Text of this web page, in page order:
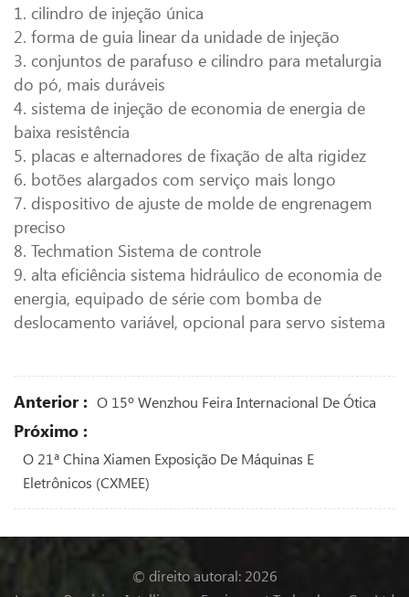
1. cilindro de injeção única
2. forma de guia linear da unidade de injeção
3. conjuntos de parafuso e cilindro para metalurgia
do pó, mais duráveis
4. sistema de injeção de economia de energia de
baixa resistência
5. placas e alternadores de fixação de alta rigidez
6. botões alargados com serviço mais longo
7. dispositivo de ajuste de molde de engrenagem
preciso
8. Techmation Sistema de controle
9. alta eficiência sistema hidráulico de economia de
energia, equipado de série com bomba de
deslocamento variável, opcional para servo sistema
Anterior : O 15º Wenzhou Feira Internacional De Ótica
Próximo :
O 21ª China Xiamen Exposição De Máquinas E
Eletrônicos (CXMEE)
© direito autoral: 2026